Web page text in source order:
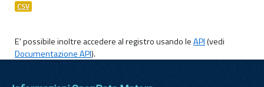
CSV
E' possibile inoltre accedere al registro usando leAPI(vedi
Documentazione API).